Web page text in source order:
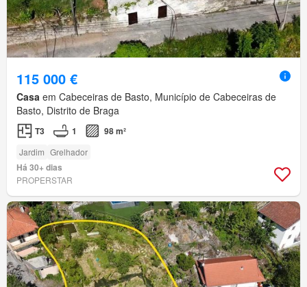
115 000 €
Casa em Cabeceiras de Basto, Município de Cabeceiras de
Basto, Distrito de Braga
T3 1 98 m²
Jardim Grelhador
Há 30+ dias
PROPERSTAR